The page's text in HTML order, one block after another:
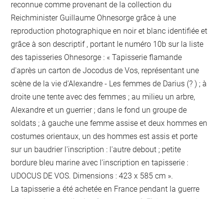
reconnue comme provenant de la collection du
Reichminister Guillaume Ohnesorge grâce à une
reproduction photographique en noir et blanc identifiée et
grâce à son descriptif , portant le numéro 10b sur la liste
des tapisseries Ohnesorge : « Tapisserie flamande
d'après un carton de Jocodus de Vos, représentant une
scène de la vie d'Alexandre - Les femmes de Darius (? ) ; à
droite une tente avec des femmes ; au milieu un arbre,
Alexandre et un guerrier ; dans le fond un groupe de
soldats ; à gauche une femme assise et deux hommes en
costumes orientaux, un des hommes est assis et porte
sur un baudrier l'inscription : l'autre debout ; petite
bordure bleu marine avec l'inscription en tapisserie :
UDOCUS DE VOS. Dimensions : 423 x 585 cm ».
La tapisserie a été achetée en France pendant la guerre